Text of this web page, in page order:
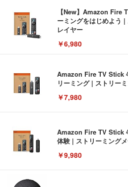
【New】Amazon Fire
ーミングをはじめよう
レイヤー
￥6,980
Amazon Fire TV Stick
リーミング | ストリー
￥7,980
Amazon Fire TV Stick
体験 | ストリーミング
￥9,980